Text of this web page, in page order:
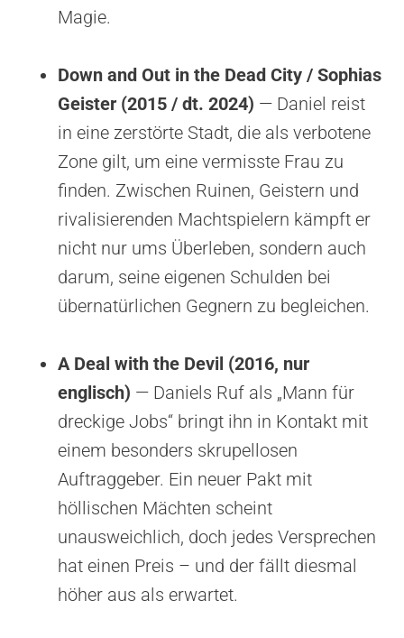
Magie.
Down and Out in the Dead City / Sophias
Geister (2015 / dt. 2024) — Daniel reist
in eine zerstörte Stadt, die als verbotene
Zone gilt, um eine vermisste Frau zu
finden. Zwischen Ruinen, Geistern und
rivalisierenden Machtspielern kämpft er
nicht nur ums Überleben, sondern auch
darum, seine eigenen Schulden bei
übernatürlichen Gegnern zu begleichen.
A Deal with the Devil (2016, nur
englisch) — Daniels Ruf als „Mann für
dreckige Jobs“ bringt ihn in Kontakt mit
einem besonders skrupellosen
Auftraggeber. Ein neuer Pakt mit
höllischen Mächten scheint
unausweichlich, doch jedes Versprechen
hat einen Preis – und der fällt diesmal
höher aus als erwartet.